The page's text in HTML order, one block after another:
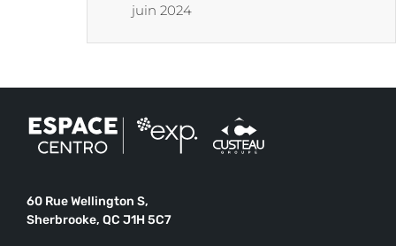
juin 2024
60 Rue Wellington S,
Sherbrooke, QC J1H 5C7